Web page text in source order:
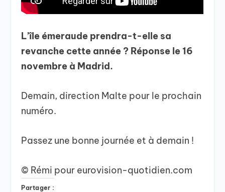
L’île émeraude prendra-t-elle sa
revanche cette année ? Réponse le 16
novembre à Madrid.
Demain, direction Malte pour le prochain
numéro.
Passez une bonne journée et à demain !
© Rémi pour eurovision-quotidien.com
Partager :